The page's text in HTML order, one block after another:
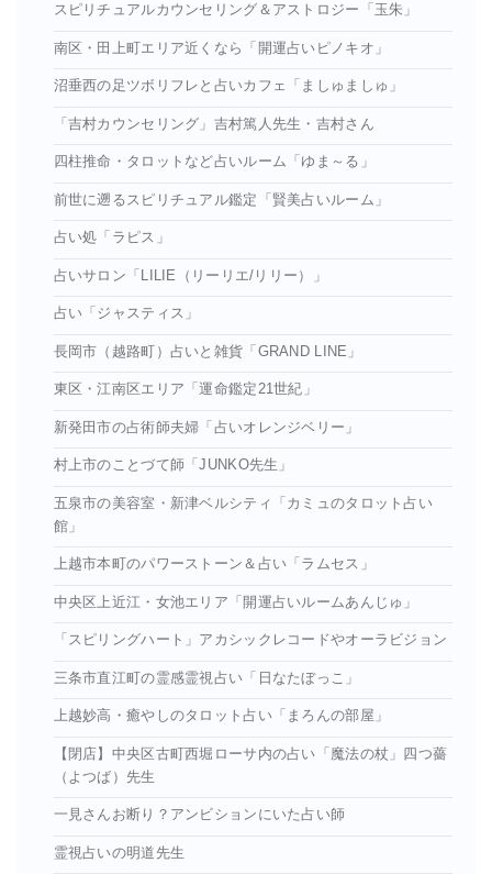
スピリチュアルカウンセリング＆アストロジー「玉朱」
南区・田上町エリア近くなら「開運占いピノキオ」
沼垂西の足ツボリフレと占いカフェ「ましゅましゅ」
「吉村カウンセリング」吉村篤人先生・吉村さん
四柱推命・タロットなど占いルーム「ゆま～る」
前世に遡るスピリチュアル鑑定「賢美占いルーム」
占い処「ラピス」
占いサロン「LILIE（リーリエ/リリー）」
占い「ジャスティス」
長岡市（越路町）占いと雑貨「GRAND LINE」
東区・江南区エリア「運命鑑定21世紀」
新発田市の占術師夫婦「占いオレンジベリー」
村上市のことづて師「JUNKO先生」
五泉市の美容室・新津ベルシティ「カミュのタロット占い
館」
上越市本町のパワーストーン＆占い「ラムセス」
中央区上近江・女池エリア「開運占いルームあんじゅ」
「スピリングハート」アカシックレコードやオーラビジョン
三条市直江町の霊感霊視占い「日なたぼっこ」
上越妙高・癒やしのタロット占い「まろんの部屋」
【閉店】中央区古町西堀ローサ内の占い「魔法の杖」四つ薔
（よつば）先生
一見さんお断り？アンビションにいた占い師
霊視占いの明道先生